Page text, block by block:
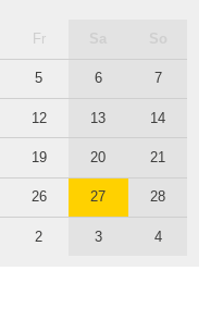
Fr
5 6 7
12 13 14
19 20 21
26 27 28
2 3 4